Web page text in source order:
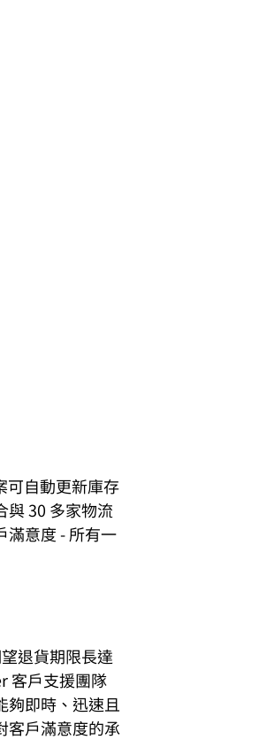
可自動更新庫存
與 30 多家物流
滿意度 - 所有一
退貨期限長達
客戶支援團隊
夠即時、迅速且
客戶滿意度的承